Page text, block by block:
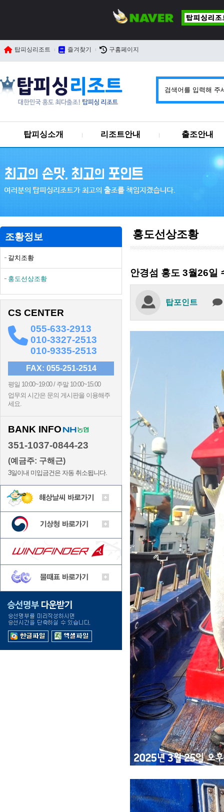
탑피싱리조트 즐겨찾기 구홈페이지
탑피싱소개 리조트안내 출조안내
홍도선상조황
조황정보
갈치조황
홍도선상조황
CS CENTER
055-633-2913
010-3327-2513
010-9335-2513
FAX: 055-251-2514
평일 10:00~19:00 / 주말 10:00~15:00
업무외 시간은 문의 게시판을 이용해주
세요.
BANK INFO
351-1037-0844-23
(예금주: 구해근)
3일이내 미입금건은 자동 취소됩니다.
안경섬 홍도 3월26일
탑포인트